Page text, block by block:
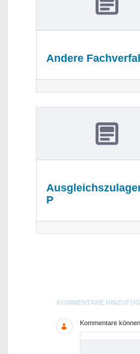
Andere
P
Blogs
KOMMENTARE
Kommentare